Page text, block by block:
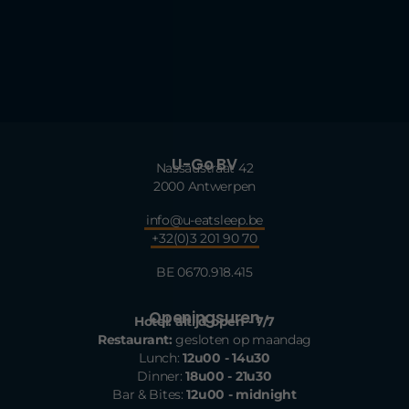
U-Go BV
Nassaustraat 42
2000 Antwerpen
info@u-eatsleep.be
+32(0)3 201 90 70
BE 0670.918.415
Openingsuren
Hotel: altijd open - 7/7
Restaurant: gesloten op maandag
Lunch:12u00 - 14u30
Dinner:18u00 - 21u30
Bar & Bites:12u00 - midnight